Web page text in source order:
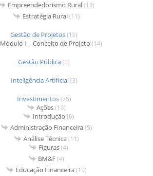
Empreendedorismo Rural(13)
Estratégia Rural(11)
Gestão de Projetos(15)
Módulo I – Conceito de Projeto (14)
Gestão Pública(1)
Inteligência Artificial(3)
Investimentos(75)
Ações(10)
Introdução (6)
Administração Financeira(5)
Análise Técnica(11)
Figuras(4)
BM&F(4)
Educação Financeira(10)